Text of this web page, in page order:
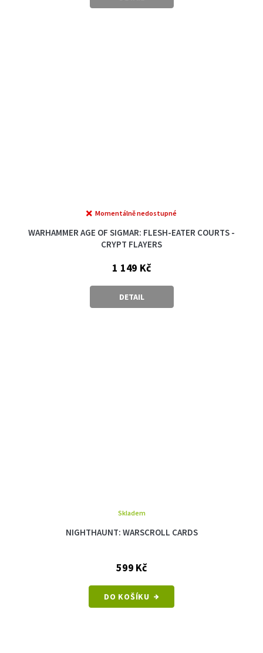
WARHAMMER AGE OF SIGMAR: FLESH-EATER COURTS -
CRYPT FLAYERS
Momentálně nedostupné
1 149 Kč
DETAIL
NIGHTHAUNT: WARSCROLL CARDS
Skladem
599 Kč
DO KOŠÍKU